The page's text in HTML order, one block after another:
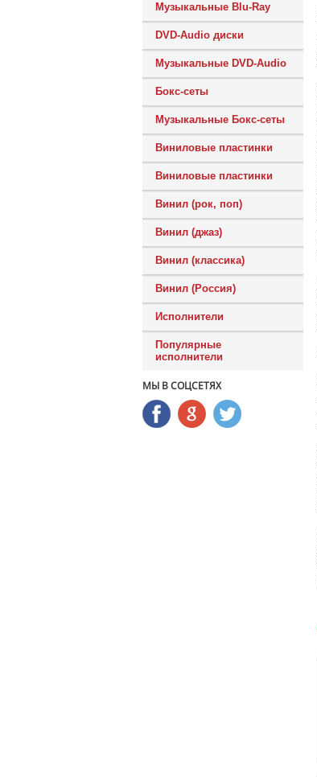
Музыкальные Blu-Ray
DVD-Audio диски
Музыкальные DVD-Audio
Бокс-сеты
Музыкальные Бокс-сеты
Виниловые пластинки
Виниловые пластинки
Винил (рок, поп)
Винил (джаз)
Винил (классика)
Винил (Россия)
Исполнители
Популярные
исполнители
МЫ В СОЦСЕТЯХ